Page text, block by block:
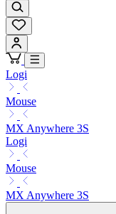
Logi
Mouse
MX Anywhere 3S
Logi
Mouse
MX Anywhere 3S